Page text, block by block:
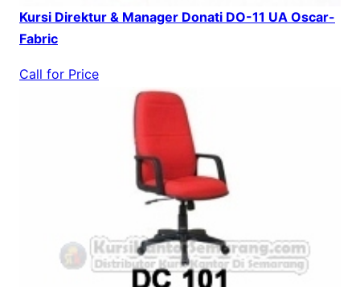
Kursi Direktur & Manager Donati DO-11 UA Oscar-
Fabric
Call for Price